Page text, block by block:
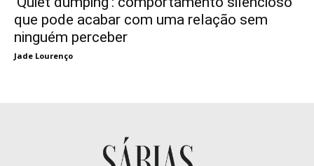
que pode acabar com uma relação sem
ninguém perceber
Jade Lourenço